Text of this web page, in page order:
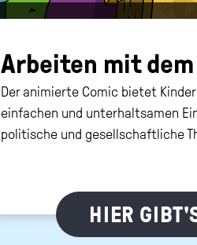
Ar­bei­ten mit
Der animierte Comic bietet
einfachen und unterhaltsamen
politische und gesellschaftliche
HIER